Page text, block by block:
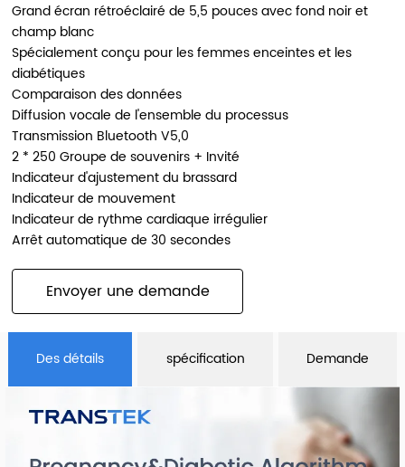
Grand écran rétroéclairé de 5,5 pouces avec fond noir et
champ blanc
Spécialement conçu pour les femmes enceintes et les
diabétiques
Comparaison des données
Diffusion vocale de l'ensemble du processus
Transmission Bluetooth V5,0
2 * 250 Groupe de souvenirs + Invité
Indicateur d'ajustement du brassard
Indicateur de mouvement
Indicateur de rythme cardiaque irrégulier
Arrêt automatique de 30 secondes
Envoyer une demande
Des détails spécification Demande